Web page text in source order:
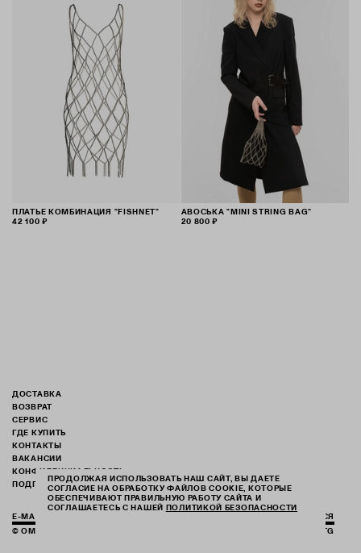
ПЛАТЬЕ КОМБИНАЦИЯ "FISHNET"
42 100 ₽
АВОСЬКА "MINI STRING BAG"
20 800 ₽
ДОСТАВКА
ВОЗВРАТ
СЕРВИС
ГДЕ КУПИТЬ
КОНТАКТЫ
ВАКАНСИИ
КОНФИДЕНЦИАЛЬНОСТЬ
ПОДПИСАТЬСЯ НА РАССЫЛКУ
ПОДПИСАТЬСЯ
© OMUT 2026. WEBSITE BY
TG
ПРОДОЛЖАЯ ИСПОЛЬЗОВАТЬ НАШ САЙТ, ВЫ ДАЕТЕ
СОГЛАСИЕ НА ОБРАБОТКУ ФАЙЛОВ COOKIE, КОТОРЫЕ
ОБЕСПЕЧИВАЮТ ПРАВИЛЬНУЮ РАБОТУ САЙТА И
СОГЛАШАЕТЕСЬ С НАШЕЙ ПОЛИТИКОЙ БЕЗОПАСНОСТИ